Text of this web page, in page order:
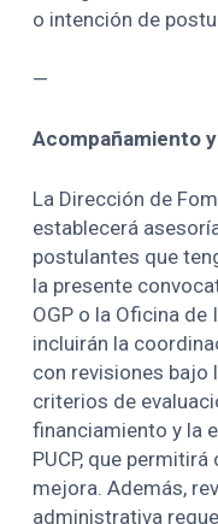
o intención de
—
Acompañamiento
La Dirección de
establecerá
postulantes que
la presente
OGP o la Oficina
incluirán la
con revisiones bajo
criterios de
financiamiento y la
PUCP, que
mejora. Además,
administrativa